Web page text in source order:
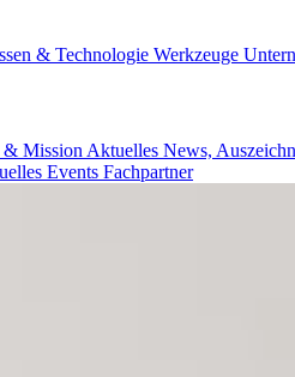
& Technologie Werkzeuge
& Mission Aktuelles News,
Events Fachpartner